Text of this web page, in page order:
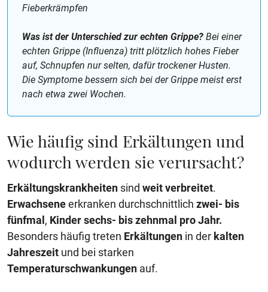
Fieberkrämpfen
Was ist der Unterschied zur echten Grippe? Bei einer
echten Grippe (Influenza) tritt plötzlich hohes Fieber
auf, Schnupfen nur selten, dafür trockener Husten.
Die Symptome bessern sich bei der Grippe meist erst
nach etwa zwei Wochen.
Wie häufig sind Erkältungen und
wodurch werden sie verursacht?
Erkältungskrankheiten sind weit verbreitet.
Erwachseneerkranken durchschnittlich zwei- bis
fünfmal, Kindersechs- bis zehnmal pro Jahr.
Besonders häufig treten Erkältungen in der kalten
Jahreszeit und bei starken
Temperaturschwankungen auf.